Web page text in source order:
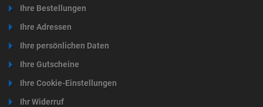
Ihre Bestellungen
Ihre Adressen
Ihre persönlichen Daten
Ihre Gutscheine
Ihre Cookie-Einstellungen
Ihr Widerruf